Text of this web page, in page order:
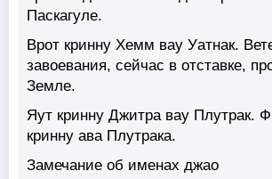
Паскагуле.
Врот кринну Хемм вау Уатнак.
завоевания, сейчас в отставке,
Земле.
Яут кринну Джитра вау Плутрак.
кринну ава Плутрака.
Замечание об именах джао